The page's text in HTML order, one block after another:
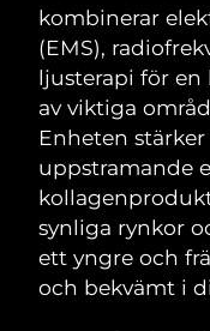
kombinerar
(EMS),
ljusterapi för
av viktiga
Enheten
uppstramande
synliga rynkor
ett yngre och
och bekvämt i
Anti-
For
Återfuktning
Deep
Near-
device
issa™
Smart
FAQ™ ANTI-
Anti-aging
Bosnien och
Hercegovina
Brunei
Bulgarien
Kanada